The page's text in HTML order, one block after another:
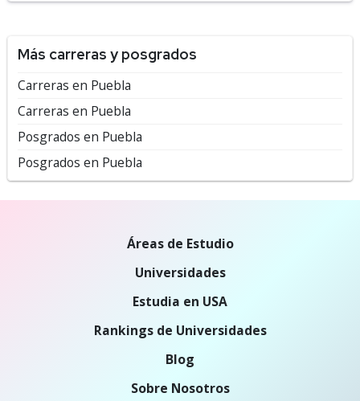
Más carreras y posgrados
Carreras en Puebla
Carreras en Puebla
Posgrados en Puebla
Posgrados en Puebla
Áreas de Estudio
Universidades
Estudia en USA
Rankings de Universidades
Blog
Sobre Nosotros